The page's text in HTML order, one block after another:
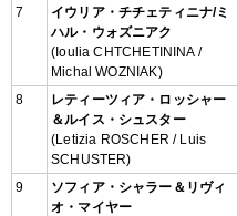
7
イウリア・チチェティニナ/ミ
ハル・ウォズニアク
(Ioulia CHTCHETININA /
Michal WOZNIAK)
8
レティーツィア・ロッシャー
＆ルイス・シュスター
(Letizia ROSCHER / Luis
SCHUSTER)
9
ソフィア・シャラー＆リヴィ
オ・マイヤー